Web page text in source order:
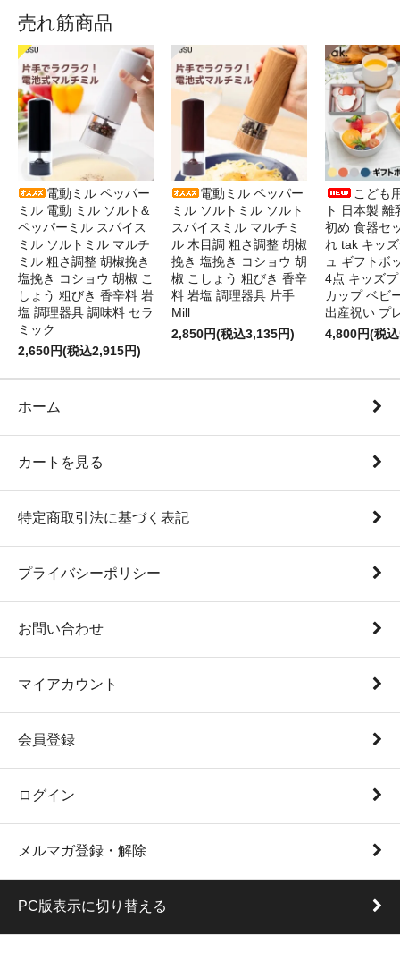
売れ筋商品
電動ミル ペッパー
ミル 電動 ミル ソルト&
ペッパーミル スパイス
ミル ソルトミル マルチ
ミル 粗さ調整 胡椒挽き
塩挽き コショウ 胡椒 こ
しょう 粗びき 香辛料 岩
塩 調理器具 調味料 セラ
ミック
2,650円(税込2,915円)
電動ミル ペッパー
ミル ソルトミル ソルト
スパイスミル マルチミ
ル 木目調 粗さ調整 胡椒
挽き 塩挽き コショウ 胡
椒 こしょう 粗びき 香辛
料 岩塩 調理器具 片手
Mill
2,850円(税込3,135円)
こども
ト 日本製
初め 食器セ
れ tak キッ
ュ ギフトボ
4点 キッズ
カップ ベビ
出産祝い プ
4,800円(税
ホーム
カートを見る
特定商取引法に基づく表記
プライバシーポリシー
お問い合わせ
マイアカウント
会員登録
ログイン
メルマガ登録・解除
PC版表示に切り替える